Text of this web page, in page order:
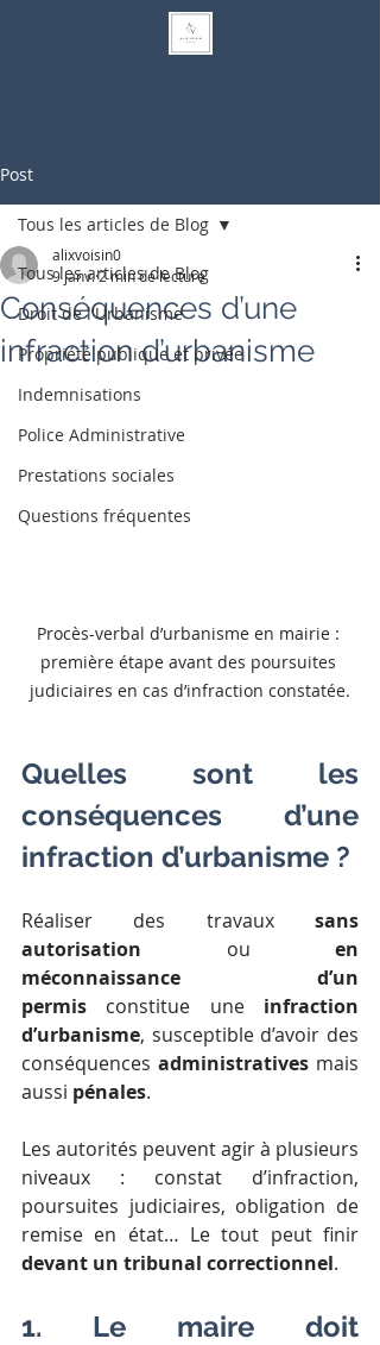
Post
Tous les articles de Blog
Droit de l'Urbanisme
Propriété publique et privée
Indemnisations
Police Administrative
Prestations sociales
Questions fréquentes
Tous les articles de Blog
Conséquences d’une
infraction d’urbanisme
alixvoisin0
9 janv.2 min de lecture
Procès-verbal d’urbanisme en mairie :
première étape avant des poursuites
judiciaires en cas d’infraction constatée.
Quelles sont les
conséquences d’une
infraction d’urbanisme ?
Réaliser des travaux sans
autorisation ou en
méconnaissance d’un
permis constitue une infraction
d’urbanisme, susceptible d’avoir des
conséquences administratives mais
aussi pénales.
Les autorités peuvent agir à plusieurs
niveaux : constat d’infraction,
poursuites judiciaires, obligation de
devant un tribunal correctionnel.
1. Le maire doit